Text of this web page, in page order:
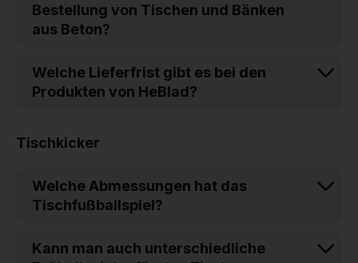
Bestellung von Tischen und Bänken
aus Beton?
Welche Lieferfrist gibt es bei den
Produkten von HeBlad?
Tischkicker
Welche Abmessungen hat das
Tischfußballspiel?
Kann man auch unterschiedliche